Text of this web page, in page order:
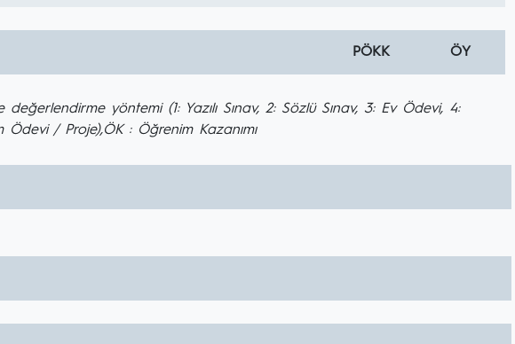
PÖKK ÖY
yöntemi (1: Yazılı Sınav, 2: Sözlü Sınav, 3: Ev Ödevi, 4:
Ödevi / Proje),ÖK : Öğrenim Kazanımı